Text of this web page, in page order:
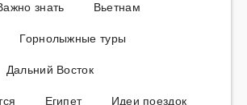
знать
Вьетнам
Горнолыжные туры
Дальний Восток
Египет
Идеи поездок